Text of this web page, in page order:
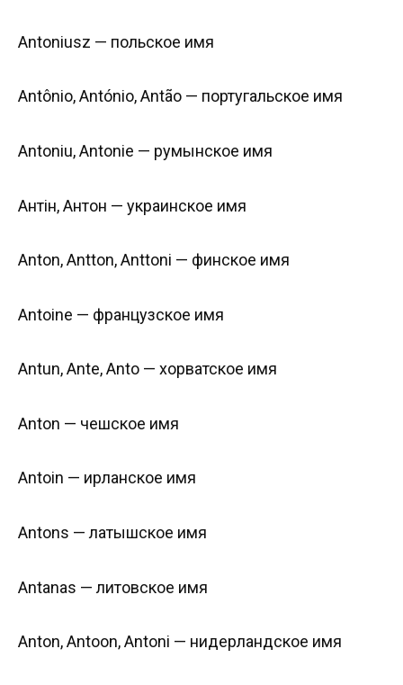
Antoniusz — польское имя
Antônio, António, Antão — португальское имя
Antoniu, Antonie — румынское имя
Антін, Антон — украинское имя
Anton, Antton, Anttoni — финское имя
Antoine — французское имя
Antun, Ante, Anto — хорватское имя
Anton — чешское имя
Antoin — ирланское имя
Antons — латышское имя
Antanas — литовское имя
Anton, Antoon, Antoni — нидерландское имя